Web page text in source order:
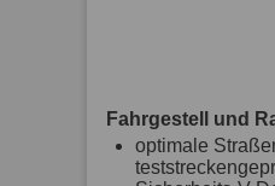
Fahrgestell und
optimale